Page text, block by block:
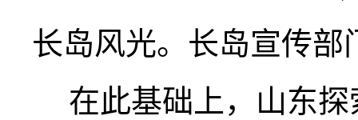
长岛风光。长岛宣传部
在此基础上，山东探